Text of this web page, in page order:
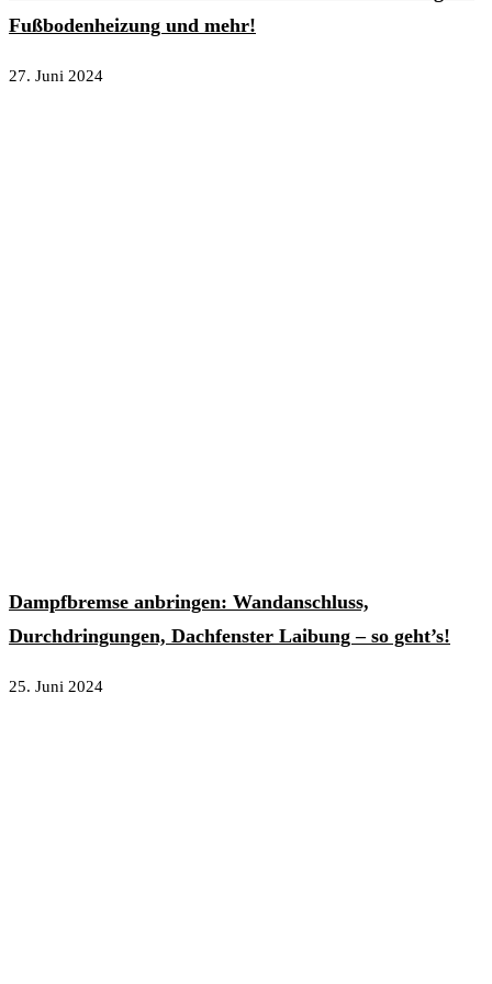
Fußbodenheizung und mehr!
27. Juni 2024
Dampfbremse anbringen: Wandanschluss,
Durchdringungen, Dachfenster Laibung – so geht’s!
25. Juni 2024